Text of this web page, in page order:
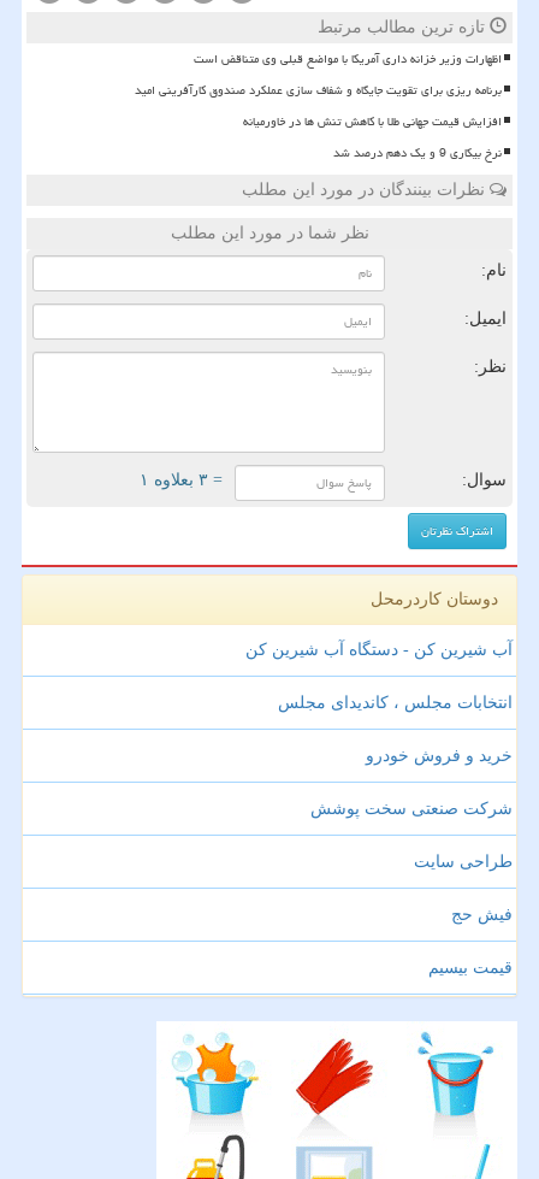
تازه ترین مطالب مرتبط
اظهارات وزیر خزانه داری آمریکا با مواضع قبلی وی متناقض است
برنامه ریزی برای تقویت جایگاه و شفاف سازی عملکرد صندوق کارآفرینی امید
افزایش قیمت جهانی طلا با کاهش تنش ها در خاورمیانه
نرخ بیکاری 9 و یک دهم درصد شد
نظرات بینندگان در مورد این مطلب
نظر شما در مورد این مطلب
نام:
ایمیل:
نظر:
سوال: = ۳ بعلاوه ۱
دوستان کاردرمحل
آب شیرین کن - دستگاه آب شیرین کن
انتخابات مجلس ، کاندیدای مجلس
خرید و فروش خودرو
شرکت صنعتی سخت پوشش
طراحی سایت
فیش حج
قیمت بیسیم